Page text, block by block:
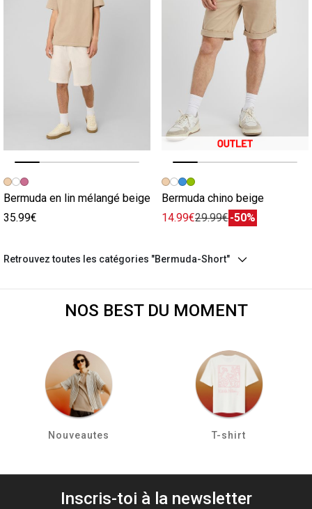
Image précédente
Image suivante
Bermuda en lin mélangé beige
35.99€
Image précédente
Image suivante
Bermuda chino beige
14.99€29.99€-50%
Retrouvez toutes les catégories "Bermuda-Short"
NOS BEST DU MOMENT
Nouveautes T-shirt
Inscris-toi à la newsletter